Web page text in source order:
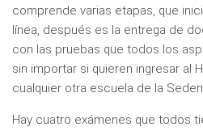
comprende varias etapas, que
línea, después es la entrega de
con las pruebas que todos los
sin importar si quieren ingresar al
cualquier otra escuela de la
Hay cuatro exámenes que todos